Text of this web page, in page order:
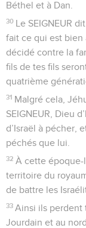
Béthel et à Dan.
30 Le SEIGNEUR
fait ce qui est bien
décidé contre la
fils de tes fils
quatrième
31 Malgré cela,
SEIGNEUR, Dieu
d’Israël à pécher,
péchés que lui.
32 À cette époque-
territoire du
de battre les
33 Ainsi ils perdent
Jourdain et au